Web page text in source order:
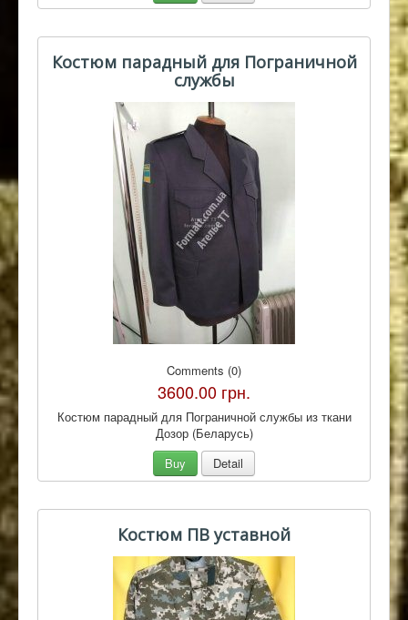
Костюм парадный для Пограничной
службы
Comments (0)
3600.00 грн.
Костюм парадный для Пограничной службы из ткани
Дозор (Беларусь)
Buy
Detail
Костюм ПВ уставной